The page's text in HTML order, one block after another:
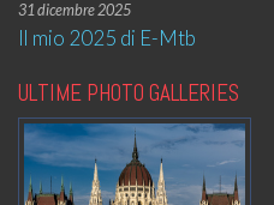
31 dicembre 2025
Il mio 2025 di E-Mtb
ULTIME PHOTO GALLERIES